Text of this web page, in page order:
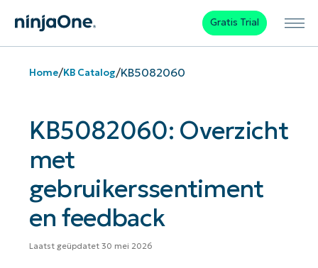
Gratis Trial
Home/KB Catalog/KB5082060
KB5082060: Overzicht
met
gebruikerssentiment
en feedback
Laatst geüpdatet 30 mei 2026